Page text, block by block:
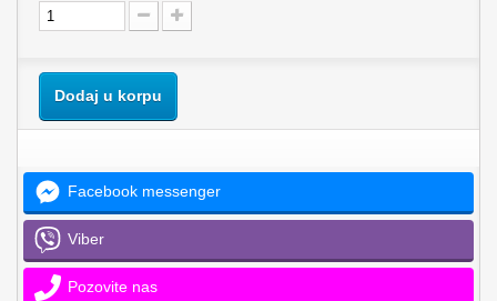
Dodaj u korpu
Facebook messenger
Viber
Pozovite nas